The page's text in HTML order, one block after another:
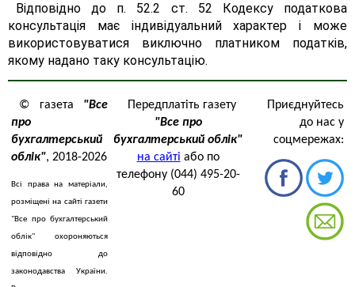
Відповідно до п. 52.2 ст. 52 Кодексу податкова
консультація має індивідуальний характер і може
використовуватися виключно платником податків,
якому надано таку консультацію.
© газета "Все
про
бухгалтерський
облік", 2018-2026
Всі права на матеріали,
розміщені на сайті газети
"Все про бухгалтерський
облік" охороняються
відповідно до
законодавства України.
Передплатіть газету
"Все про
бухгалтерський облік"
на сайті або по
телефону (044) 495-20-
60
Приєднуйтесь
до нас у
соцмережах: